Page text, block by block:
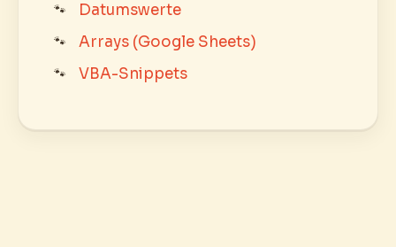
Datumswerte
Arrays (Google Sheets)
VBA-Snippets